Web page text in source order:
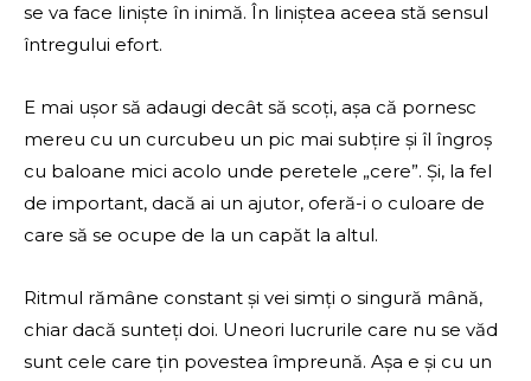
se va face liniște în inimă. În liniștea aceea stă sensul
întregului efort.
E mai ușor să adaugi decât să scoți, așa că pornesc
mereu cu un curcubeu un pic mai subțire și îl îngroș
cu baloane mici acolo unde peretele „cere”. Și, la fel
de important, dacă ai un ajutor, oferă-i o culoare de
care să se ocupe de la un capăt la altul.
Ritmul rămâne constant și vei simți o singură mână,
chiar dacă sunteți doi. Uneori lucrurile care nu se văd
sunt cele care țin povestea împreună. Așa e și cu un